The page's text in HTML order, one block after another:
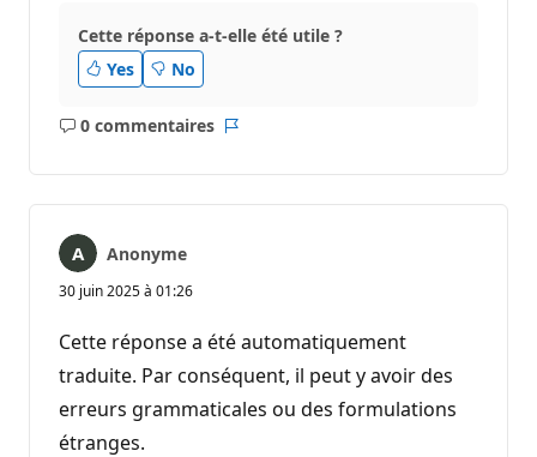
Cette réponse a-t-elle été utile ?
Yes
No
0 commentaires
Aucun
Anonyme
30 juin 2025 à 01:26
Cette réponse a été automatiquement
traduite. Par conséquent, il peut y avoir des
erreurs grammaticales ou des formulations
étranges.